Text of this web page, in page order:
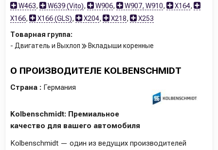
W463, W639 (Vito), W906, W907, W910, X164,
X166, X166 (GLS), X204, X218, X253
Товарная группа:
- Двигатель и Выхлоп
Вкладыши коренные
О ПРОИЗВОДИТЕЛЕ KOLBENSCHMIDT
Страна : Германия
Kolbenschmidt: Премиальное
качество для вашего автомобиля
Kolbenschmidt — один из ведущих производителей